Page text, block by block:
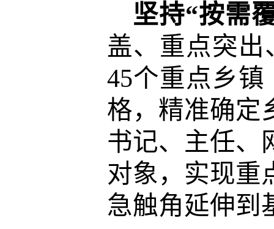
坚持“按需
盖、重点突出
45个重点乡
格，精准确定
书记、主任、
对象，实现重
急触角延伸到